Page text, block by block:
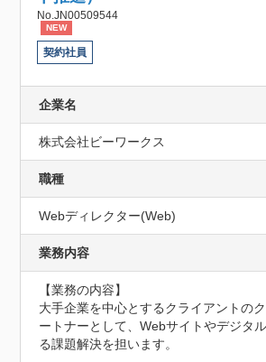
No.JN00509544
NEW
契約社員
企業名
株式会社ビーワークス
職種
Webディレクター(Web)
業務内容
【業務の内容】
大手企業を中心とするクライアントの
ートナーとして、Webサイトやデジタ
る課題解決を担います。